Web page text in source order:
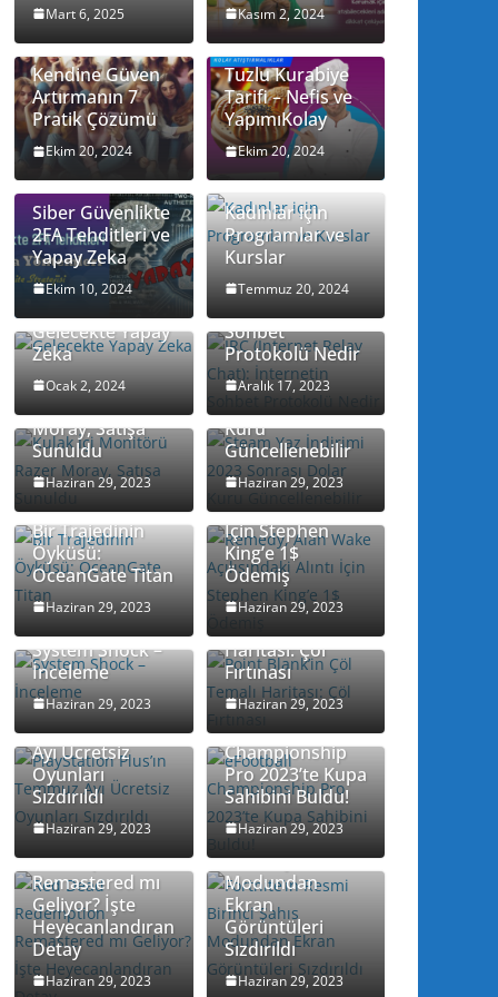
Mart 6, 2025 Kasım 2, 2024
Kendine Güven
Artırmanın 7
Pratik Çözümü
Ekim 20, 2024
Tuzlu Kurabiye
Tarifi – Nefis ve
YapımıKolay
Ekim 20, 2024
Siber Güvenlikte
2FA Tehditleri ve
Yapay Zeka
Ekim 10, 2024
Kadınlar için
Programlar ve
Kurslar
Temmuz 20, 2024
Gelecekte Yapay
Zeka
Ocak 2, 2024
IRC (Internet
Relay Chat):
İnternetin
Sohbet
Protokolü Nedir
Aralık 17, 2023
Kulak İçi
Monitörü Razer
Moray, Satışa
Sunuldu
Haziran 29, 2023
Steam Yaz
İndirimi 2023
Sonrası Dolar
Kuru
Güncellenebilir
Haziran 29, 2023
Bir Trajedinin
Öyküsü:
OceanGate Titan
Haziran 29, 2023
Remedy, Alan
Wake
Açılışındaki Alıntı
İçin Stephen
King’e 1$
Ödemiş
Haziran 29, 2023
System Shock –
İnceleme
Haziran 29, 2023
Point Blank’in
Haritası: Çöl
Fırtınası
Haziran 29, 2023
PlayStation
Plus’ın Temmuz
Ayı Ücretsiz
Oyunları
Sızdırıldı
Haziran 29, 2023
eFootball
Championship
Pro 2023’te Kupa
Sahibini Buldu!
Haziran 29, 2023
Red Dead
Redemption
Remastered mı
Geliyor? İşte
Heyecanlandıran
Detay
Haziran 29, 2023
Fortnite’ın Resmi
Birinci Şahıs
Modundan
Ekran
Görüntüleri
Sızdırıldı
Haziran 29, 2023
Bohemia